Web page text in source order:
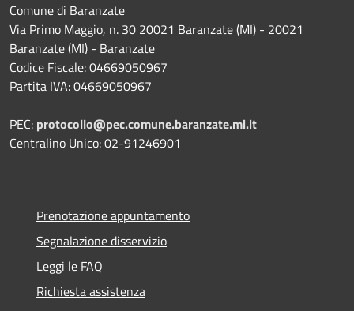
Comune di Baranzate
Via Primo Maggio, n. 30 20021 Baranzate (MI) - 20021
Baranzate (MI) - Baranzate
Codice Fiscale: 04669050967
Partita IVA: 04669050967
PEC: protocollo@pec.comune.baranzate.mi.it
Centralino Unico: 02-91246901
Prenotazione appuntamento
Segnalazione disservizio
Leggi le FAQ
Richiesta assistenza